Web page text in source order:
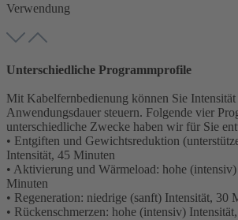
Verwendung
Unterschiedliche Programmprofile
Mit Kabelfernbedienung können Sie Intensität
Anwendungsdauer steuern. Folgende vier
unterschiedliche Zwecke haben wir für Sie
• Entgiften und Gewichtsreduktion
Intensität, 45 Minuten
• Aktivierung und Wärmeload: hohe
Minuten
• Regeneration: niedrige (sanft) Intensität, 30
• Rückenschmerzen: hohe (intensiv)